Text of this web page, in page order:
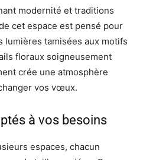
modernité et traditions
cet espace est pensé pour
lumières tamisées aux motifs
floraux soigneusement
crée une atmosphère
vos vœux.
à vos besoins
espaces, chacun